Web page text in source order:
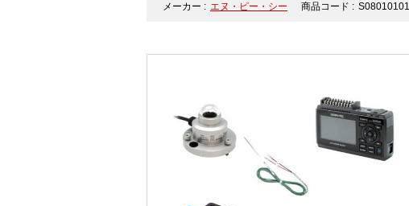
メーカー : エヌ・ピー・シー 商品コード : S08010101